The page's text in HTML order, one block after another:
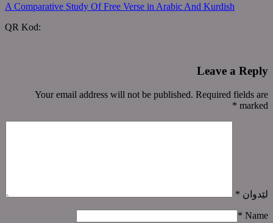
A Comparative Study Of Free Verse in Arabic And Kurdish
‌QR Kod:
Leave a Reply
Your email address will not be published. Required fields are
marked
*
لێدوان *
Name
*